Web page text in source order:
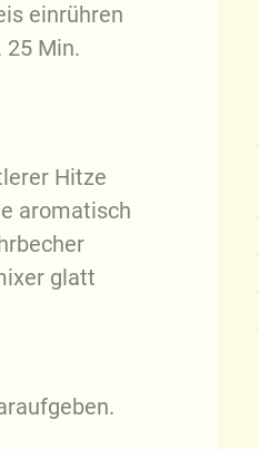
einrühren
25 Min.
Hitze
aromatisch
glatt